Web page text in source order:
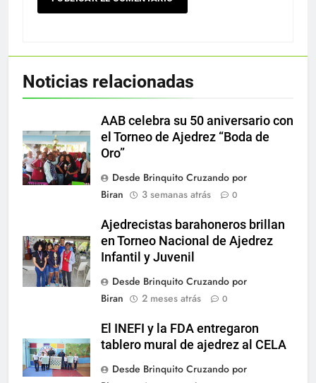
Noticias relacionadas
AAB celebra su 50 aniversario con
el Torneo de Ajedrez “Boda de
Oro”
Desde Brinquito Cruzando por
Biran
3 semanas atrás 0
Ajedrecistas barahoneros brillan
en Torneo Nacional de Ajedrez
Infantil y Juvenil
Desde Brinquito Cruzando por
Biran
2 meses atrás 0
El INEFI y la FDA entregaron
tablero mural de ajedrez al CELA
Desde Brinquito Cruzando por